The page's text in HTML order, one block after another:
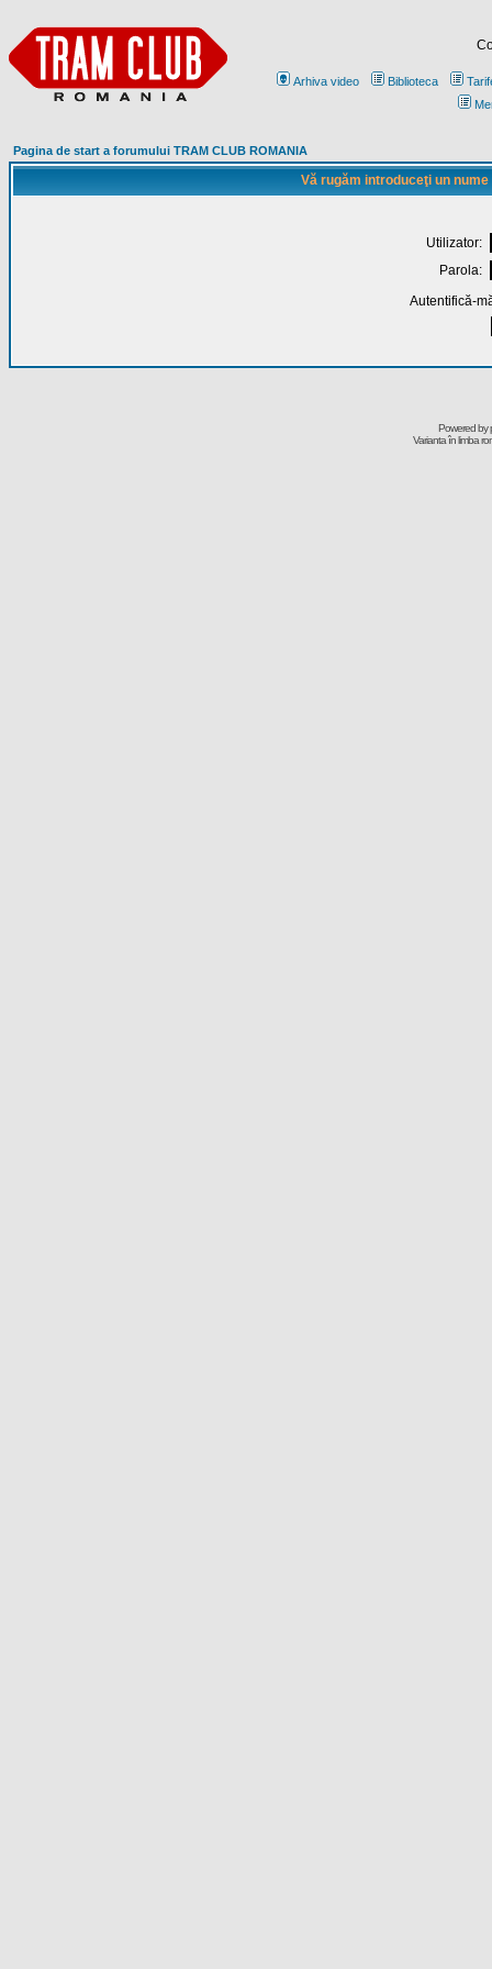
Arhiva video Biblioteca
Pagina de start a forumului TRAM CLUB ROMANIA
Vă rugăm introduceţi un
Utilizator:
Parola:
Autentifică-
Powered by
Varianta în limba